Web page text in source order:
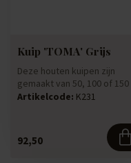
Kuip 'TOMA' Grijs
Deze houten kuipen zijn
gemaakt van 50, 100 of 150
liter houten vaten. Welke
Artikelcode: K231
92,50